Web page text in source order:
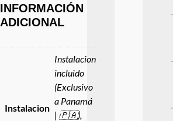
INFORMACIÓN
ADICIONAL
Instalacion
Instalacion
incluido
(Exclusivo
a Panamá
| 🇵🇦),